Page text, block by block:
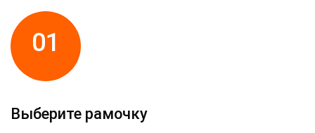
01
Выберите рамочку